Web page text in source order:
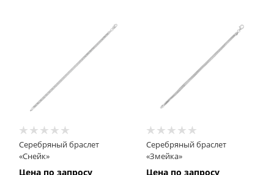
Серебряный браслет
«Снейк»
Цена по запросу
Серебряный браслет
«Змейка»
Цена по запросу